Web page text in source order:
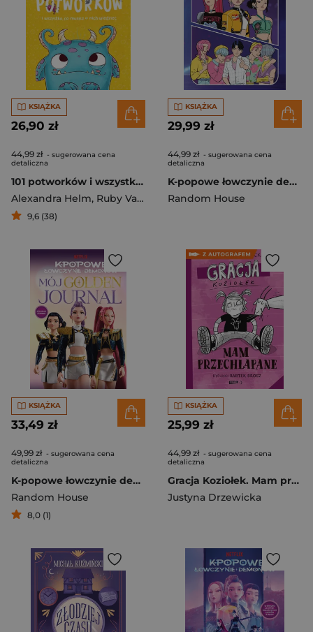
KSIĄŻKA
26,90 zł
44,99 zł - sugerowana cena
detaliczna
101 potworków i wszystko, co musisz o nich wiedzieć
Alexandra Helm, Ruby Van der Bogen
9,6 (38)
KSIĄŻKA
29,99 zł
44,99 zł - sugerowana cena
detaliczna
K-popowe łowczynie demonów. Oficjalna książka z zadaniami
Random House
KSIĄŻKA
33,49 zł
49,99 zł - sugerowana cena
detaliczna
K-popowe łowczynie demonów. Mój golden journal. Oficjalny dziennik
Random House
8,0 (1)
KSIĄŻKA
25,99 zł
44,99 zł - sugerowana cena
detaliczna
Gracja Koziołek. Mam przechlapane - książka z autografem
Justyna Drzewicka